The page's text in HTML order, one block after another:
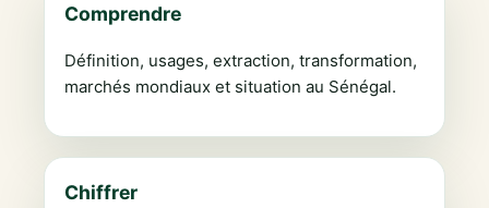
Comprendre
Définition, usages, extraction, transformation,
marchés mondiaux et situation au Sénégal.
Chiffrer